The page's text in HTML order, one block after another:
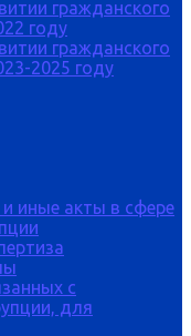
гражданского
году
гражданского
2025 году
иные акты в сфере
с
для